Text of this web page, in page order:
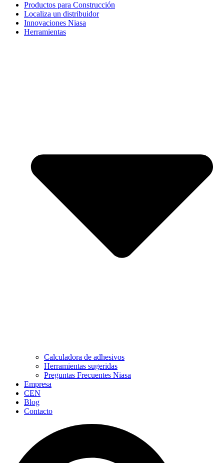
Productos para Construcción
Localiza un distribuidor
Innovaciones Niasa
Herramientas
Calculadora de adhesivos
Herramientas sugeridas
Preguntas Frecuentes Niasa
Empresa
CEN
Blog
Contacto